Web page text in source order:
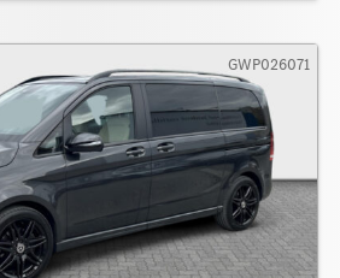
GWP026071